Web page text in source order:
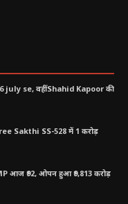
se, वहीं Shahid Kapoor की
Sakthi SS-528 में 1 करोड़
आज ₹92, ओपन हुआ ₹9,813 करोड़